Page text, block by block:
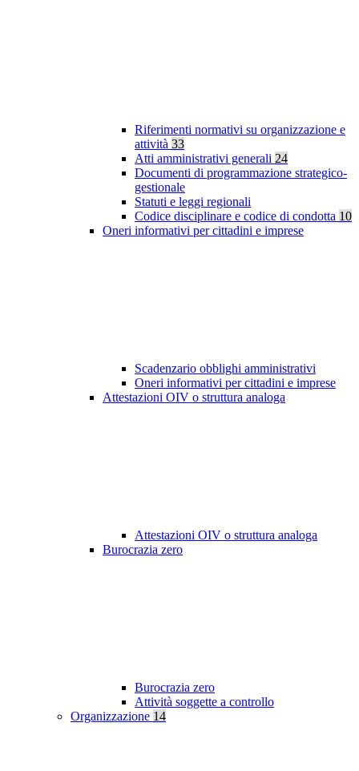
Riferimenti normativi su organizzazione e
attività 33
Atti amministrativi generali 24
Documenti di programmazione strategico-
gestionale
Statuti e leggi regionali
Codice disciplinare e codice di condotta 10
Oneri informativi per cittadini e imprese
Scadenzario obblighi amministrativi
Oneri informativi per cittadini e imprese
Attestazioni OIV o struttura analoga
Attestazioni OIV o struttura analoga
Burocrazia zero
Burocrazia zero
Attività soggette a controllo
Organizzazione 14